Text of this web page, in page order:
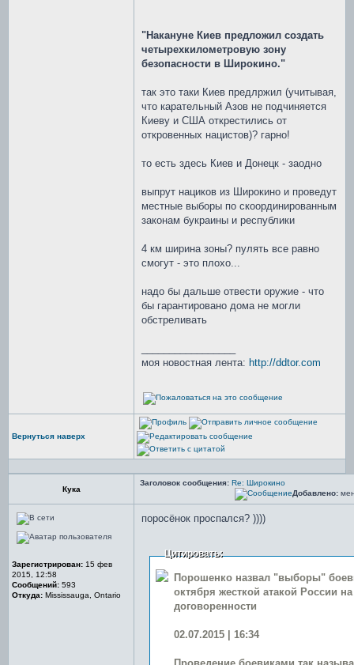
"Накануне Киев предложил создать
четырехкилометровую зону
безопасности в Широкино."
так это таки Киев предлржил (учитывая,
что карательный Азов не подчиняется
Киеву и США открестились от
откровенных нацистов)? гарно!
то есть здесь Киев и Донецк - заодно
выпрут нациков из Широкино и проведут
местные выборы по скоординированным
законам букраины и республики
4 км ширина зоны? пулять все равно
смогут - это плохо...
надо бы дальше отвести оружие - что
бы гарантировано дома не могли
обстреливать
моя новостная лента: http://ddtor.com
Вернуться наверх
Кука
Заголовок сообщения: Re: Широкино
Добавлено:
Зарегистрирован: 15 фев
2015, 12:58
Сообщений: 593
Откуда: Mississauga, Ontario
поросёнок проспался? ))))
Цитировать:
Порошенко назвал "выборы"
октября жесткой атакой России
договоренности
02.07.2015 | 16:34